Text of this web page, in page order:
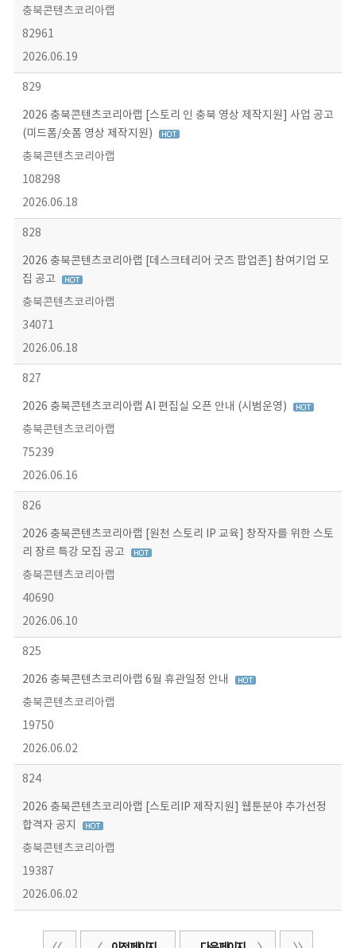
충북콘텐츠코리아랩
82961
2026.06.19
829
2026 충북콘텐츠코리아랩 [스토리 인 충북 영상 제작지원] 사업 공고
(미드폼/숏폼 영상 제작지원)
충북콘텐츠코리아랩
108298
2026.06.18
828
2026 충북콘텐츠코리아랩 [데스크테리어 굿즈 팝업존] 참여기업 모
집 공고
충북콘텐츠코리아랩
34071
2026.06.18
827
2026 충북콘텐츠코리아랩 AI 편집실 오픈 안내 (시범운영)
충북콘텐츠코리아랩
75239
2026.06.16
826
2026 충북콘텐츠코리아랩 [원천 스토리 IP 교육] 창작자를 위한 스토
리 장르 특강 모집 공고
충북콘텐츠코리아랩
40690
2026.06.10
825
2026 충북콘텐츠코리아랩 6월 휴관일정 안내
충북콘텐츠코리아랩
19750
2026.06.02
824
2026 충북콘텐츠코리아랩 [스토리IP 제작지원] 웹툰분야 추가선정
합격자 공지
충북콘텐츠코리아랩
19387
2026.06.02